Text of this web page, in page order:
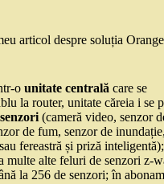
articol despre soluția
o unitate centrală care se
la router, unitate căreia i se
(cameră video, senzor
de fum, senzor de inundație,
fereastră și priză
multe alte feluri de senzori z-
la 256 de senzori; în